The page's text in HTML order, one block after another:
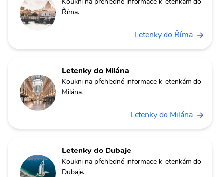
Říma.
Letenky do Říma
Letenky do Milána
Koukni na přehledné informace k letenkám do
Milána.
Letenky do Milána
Letenky do Dubaje
Koukni na přehledné informace k letenkám do
Dubaje.